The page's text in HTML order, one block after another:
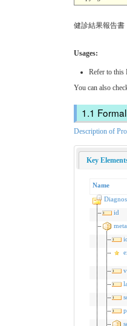
健診結果報告書
Usages:
Refer to this
You can also
Description of
Key
Name
id
meta